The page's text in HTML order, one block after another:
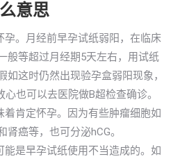
意思
孕。月经前早孕试纸弱阳，在临床
般等超过月经期5天左右，用试纸
如这时仍然出现验孕盒弱阳现象，
也可以去医院做B超检查确诊。
着肯定怀孕。因为有些肿瘤细胞如
癌等，也可分泌hCG。
能是早孕试纸使用不当造成的。如